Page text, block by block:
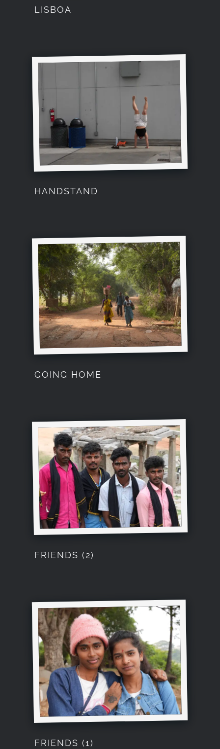
LISBOA
HANDSTAND
GOING HOME
FRIENDS (2)
FRIENDS (1)